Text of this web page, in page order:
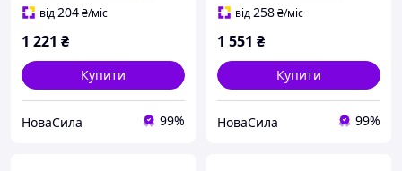
від204₴/міс
1 221 ₴
Купити
НоваСила 99%
від258₴/міс
1 551 ₴
Купити
НоваСила 99%